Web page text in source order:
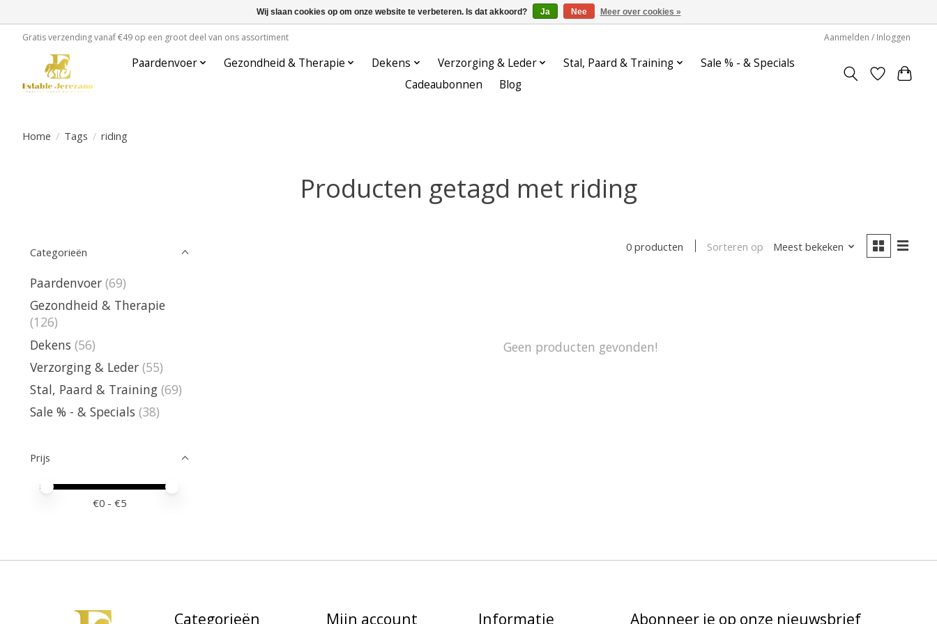
Gratis verzending vanaf €49 op een groot deel van ons assortiment Aanmelden / Inloggen
Paardenvoer Gezondheid & Therapie Dekens Verzorging & Leder Stal, Paard & Training
Sale % - & Specials
Cadeaubonnen
Blog
Home / Tags / riding
Producten getagd met riding
Categorieën
Paardenvoer (69)
Gezondheid & Therapie
(126)
Dekens (56)
Verzorging & Leder (55)
Stal, Paard & Training (69)
Sale % - & Specials (38)
Prijs
Minimale prijswaarde
Price maximum value
€0 - €5
0 producten Sorteren op Meest bekeken
Geen producten gevonden!
Categorieën Mijn account Informatie Abonneer je op onze nieuwsbrief
Wij slaan cookies op om onze website te verbeteren. Is dat akkoord? Ja Nee Meer over cookies »